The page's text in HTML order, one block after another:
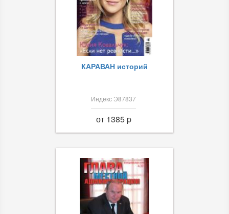
КАРАВАН историй
Индекс Э87837
от 1385 p